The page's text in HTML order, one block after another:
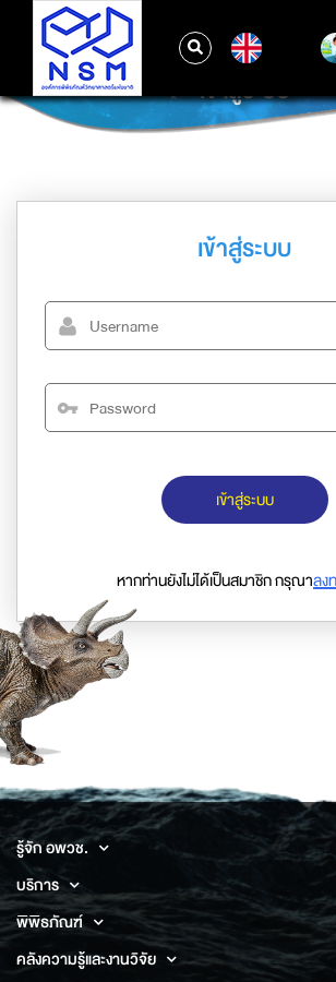
เข้าสู่ระบบ
เข้าสู่ระบบ
เข้าสู่ระบบ
หากท่านยังไม่ได้เป็นสมาชิก กรุณาลง
รู้จัก อพวช.
บริการ
พิพิธภัณฑ์
คลังความรู้และงานวิจัย